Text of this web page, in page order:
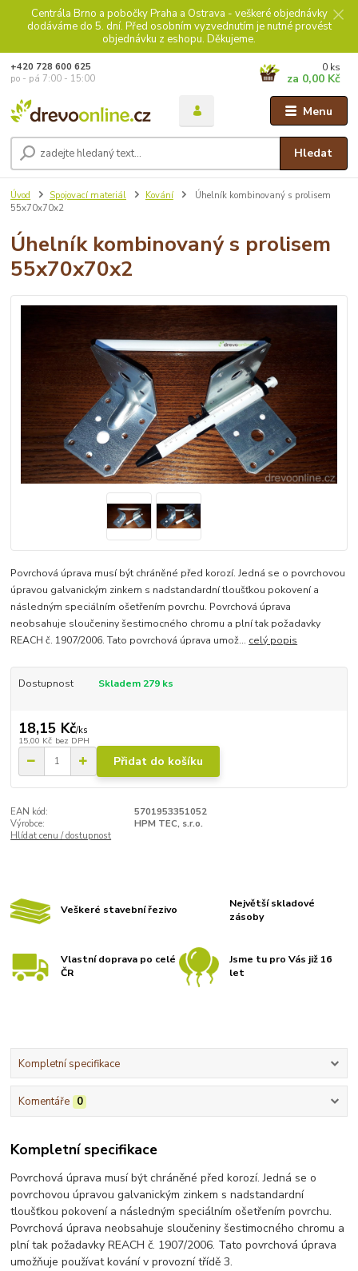
Centrála Brno a pobočky Praha a Ostrava - veškeré objednávky
dodáváme do 5. dní. Před osobním vyzvednutím je nutné provést
objednávku z eshopu. Děkujeme.
Menu
Hledat
+420 728 600 625
po - pá 7:00 - 15:00
0 ks
za 0,00 Kč
Úvod Spojovací materiál Kování
Úhelník kombinovaný s prolisem
55x70x70x2
Úhelník kombinovaný s prolisem
55x70x70x2
Povrchová úprava musí být chráněné před korozí. Jedná se o povrchovou
úpravou galvanickým zinkem s nadstandardní tloušťkou pokovení a
následným speciálním ošetřením povrchu. Povrchová úprava
neobsahuje sloučeniny šestimocného chromu a plní tak požadavky
REACH č. 1907/2006. Tato povrchová úprava umož... celý popis
Dostupnost Skladem 279 ks
18,15 Kč/ks
15,00 Kč bez DPH
Přidat do košíku
EAN kód:
5701953351052
Výrobce:
HPM TEC, s.r.o.
Hlídat cenu / dostupnost
Veškeré stavební řezivo
Největší skladové
zásoby
Vlastní doprava po celé
ČR
Jsme tu pro Vás již 16
let
Kompletní specifikace
Komentáře 0
Kompletní specifikace
Povrchová úprava musí být chráněné před korozí. Jedná se o
povrchovou úpravou galvanickým zinkem s nadstandardní
tloušťkou pokovení a následným speciálním ošetřením povrchu.
Povrchová úprava neobsahuje sloučeniny šestimocného chromu a
plní tak požadavky REACH č. 1907/2006. Tato povrchová úprava
umožňuje používat kování v provozní třídě 3.